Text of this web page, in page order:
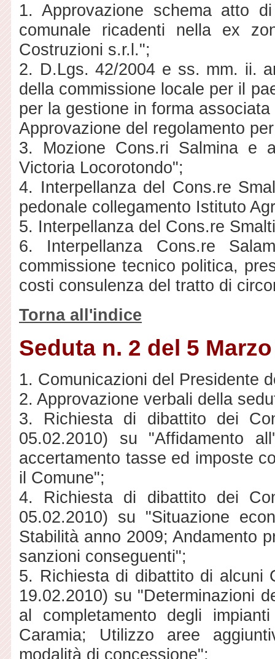
1. Approvazione schema atto
comunale ricadenti nella ex
Costruzioni s.r.l.";
2. D.Lgs. 42/2004 e ss. mm. ii.
della commissione locale per il
per la gestione in forma
Approvazione del regolamento
3. Mozione Cons.ri Salmina e
Victoria Locorotondo";
4. Interpellanza del Cons.re
pedonale collegamento Istituto
5. Interpellanza del Cons.re
6. Interpellanza Cons.re
commissione tecnico politica,
costi consulenza del tratto di
Torna all'indice
Seduta n. 2 del 5
1. Comunicazioni del Presidente
2. Approvazione verbali della
3. Richiesta di dibattito dei
05.02.2010) su "Affidamento
accertamento tasse ed imposte
il Comune";
4. Richiesta di dibattito dei
05.02.2010) su "Situazione
Stabilità anno 2009; Andamento
sanzioni conseguenti";
5. Richiesta di dibattito di alcuni
19.02.2010) su "Determinazioni
al completamento degli
Caramia; Utilizzo aree
modalità di concessione";